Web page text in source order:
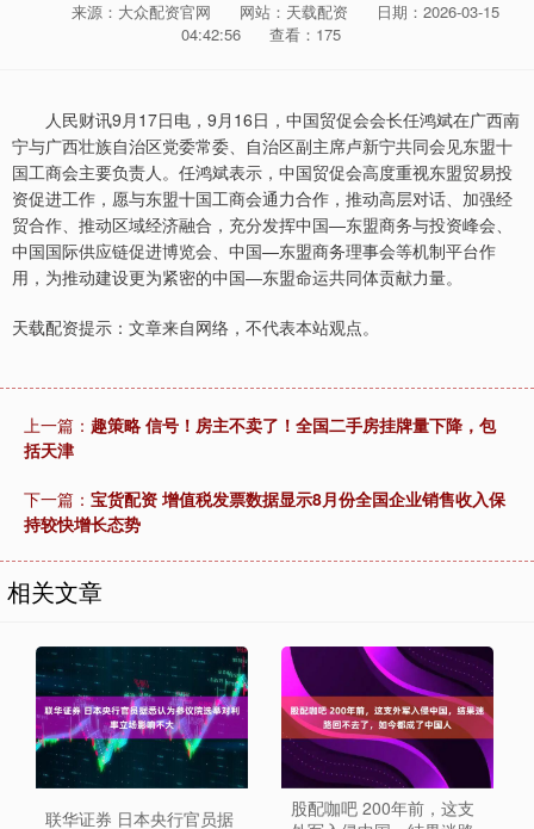
来源：大众配资官网 网站：天载配资
日期：2026-03-15
04:42:56
查看：175
人民财讯9月17日电，9月16日，中国贸促会会长任鸿斌在广西南
宁与广西壮族自治区党委常委、自治区副主席卢新宁共同会见东盟十
国工商会主要负责人。任鸿斌表示，中国贸促会高度重视东盟贸易投
资促进工作，愿与东盟十国工商会通力合作，推动高层对话、加强经
贸合作、推动区域经济融合，充分发挥中国—东盟商务与投资峰会、
中国国际供应链促进博览会、中国—东盟商务理事会等机制平台作
用，为推动建设更为紧密的中国—东盟命运共同体贡献力量。
天载配资提示：文章来自网络，不代表本站观点。
上一篇： 趣策略 信号！房主不卖了！全国二手房挂牌量下降，包
括天津
下一篇： 宝货配资 增值税发票数据显示8月份全国企业销售收入保
持较快增长态势
相关文章
联华证券 日本央行官员据
股配咖吧 200年前，这支